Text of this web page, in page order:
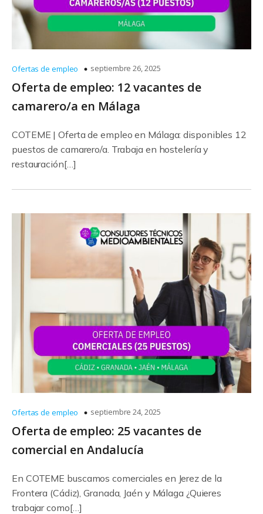
Ofertas de empleo septiembre 26, 2025
Oferta de empleo: 12 vacantes de
camarero/a en Málaga
COTEME | Oferta de empleo en Málaga: disponibles 12
puestos de camarero/a. Trabaja en hostelería y
restauración[…]
Ofertas de empleo septiembre 24, 2025
Oferta de empleo: 25 vacantes de
comercial en Andalucía
En COTEME buscamos comerciales en Jerez de la
Frontera (Cádiz), Granada, Jaén y Málaga ¿Quieres
trabajar como[…]